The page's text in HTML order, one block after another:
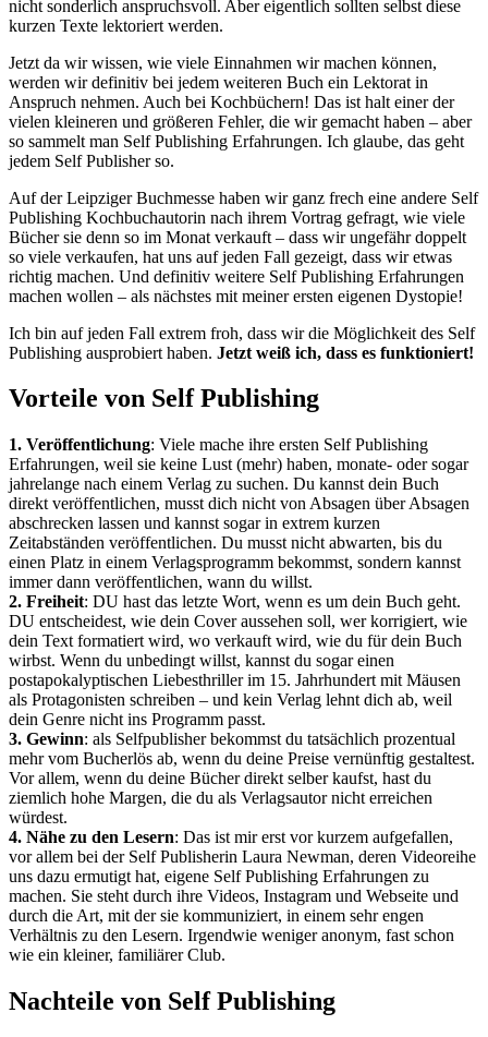
nicht sonderlich anspruchsvoll. Aber eigentlich sollten selbst diese
kurzen Texte lektoriert werden.
Jetzt da wir wissen, wie viele Einnahmen wir machen können,
werden wir definitiv bei jedem weiteren Buch ein Lektorat in
Anspruch nehmen. Auch bei Kochbüchern! Das ist halt einer der
vielen kleineren und größeren Fehler, die wir gemacht haben – aber
so sammelt man Self Publishing Erfahrungen. Ich glaube, das geht
jedem Self Publisher so.
Auf der Leipziger Buchmesse haben wir ganz frech eine andere Self
Publishing Kochbuchautorin nach ihrem Vortrag gefragt, wie viele
Bücher sie denn so im Monat verkauft – dass wir ungefähr doppelt
so viele verkaufen, hat uns auf jeden Fall gezeigt, dass wir etwas
richtig machen. Und definitiv weitere Self Publishing Erfahrungen
machen wollen – als nächstes mit meiner ersten eigenen Dystopie!
Ich bin auf jeden Fall extrem froh, dass wir die Möglichkeit des Self
Publishing ausprobiert haben. Jetzt weiß ich, dass es funktioniert!
Vorteile von Self Publishing
1. Veröffentlichung: Viele mache ihre ersten Self Publishing
Erfahrungen, weil sie keine Lust (mehr) haben, monate- oder sogar
jahrelange nach einem Verlag zu suchen. Du kannst dein Buch
direkt veröffentlichen, musst dich nicht von Absagen über Absagen
abschrecken lassen und kannst sogar in extrem kurzen
Zeitabständen veröffentlichen. Du musst nicht abwarten, bis du
einen Platz in einem Verlagsprogramm bekommst, sondern kannst
immer dann veröffentlichen, wann du willst.
2. Freiheit: DU hast das letzte Wort, wenn es um dein Buch geht.
DU entscheidest, wie dein Cover aussehen soll, wer korrigiert, wie
dein Text formatiert wird, wo verkauft wird, wie du für dein Buch
wirbst. Wenn du unbedingt willst, kannst du sogar einen
postapokalyptischen Liebesthriller im 15. Jahrhundert mit Mäusen
als Protagonisten schreiben – und kein Verlag lehnt dich ab, weil
dein Genre nicht ins Programm passt.
3. Gewinn: als Selfpublisher bekommst du tatsächlich prozentual
mehr vom Bucherlös ab, wenn du deine Preise vernünftig gestaltest.
Vor allem, wenn du deine Bücher direkt selber kaufst, hast du
ziemlich hohe Margen, die du als Verlagsautor nicht erreichen
würdest.
4. Nähe zu den Lesern: Das ist mir erst vor kurzem aufgefallen,
vor allem bei der Self Publisherin Laura Newman, deren Videoreihe
uns dazu ermutigt hat, eigene Self Publishing Erfahrungen zu
machen. Sie steht durch ihre Videos, Instagram und Webseite und
durch die Art, mit der sie kommuniziert, in einem sehr engen
Verhältnis zu den Lesern. Irgendwie weniger anonym, fast schon
wie ein kleiner, familiärer Club.
Nachteile von Self Publishing